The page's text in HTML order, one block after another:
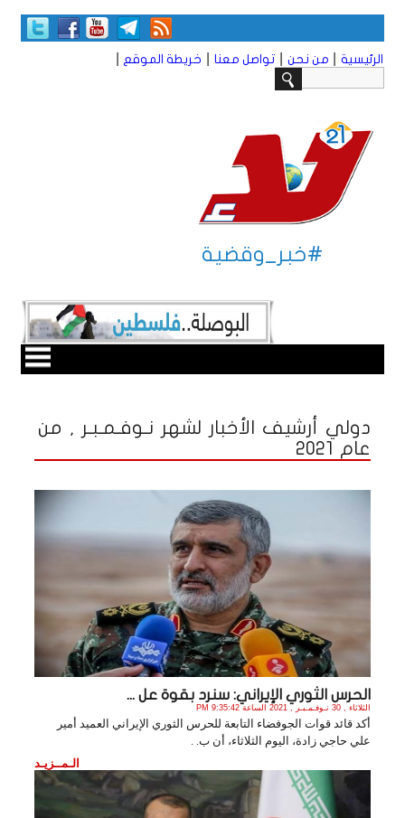
الرئيسية من نحن تواصل معنا خريطة الموقع
#خبر_وقضية
دولي أرشيف الأخبار لشهر نـوفـمـبـر , من
عام 2021
الحرس الثوري الإيراني: سنرد بقوة عل ...
الثلاثاء , 30 نـوفـمـبـر , 2021 الساعة 9:35:42 PM
أكد قائد قوات الجوفضاء التابعة للحرس الثوري الإيراني العميد أمير
علي حاجي زادة، اليوم الثلاثاء، أن ب. .
الـمــزيـد